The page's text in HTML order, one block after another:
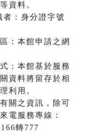
資料。
：身分證字號
：本館申請之網
：本館基於服務
資料將留存於相
利用。
關之資訊，除可
電服務專線：
轉777